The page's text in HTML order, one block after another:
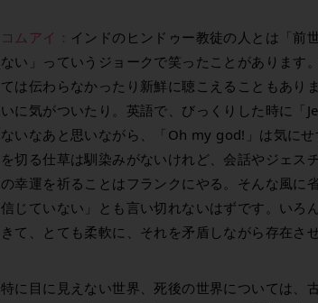
コムアイ： インドのヒンドゥー教徒の人とは「前
ない」っていうジョークで笑ったことがあります
ては伝わらなかったり新鮮に聴こえることもあり
いに気がついたり。英語で、びっくりした時に「
ないなあと思いながら、「Oh my god!」は気に
を切る仕草は馴染みがないけれど、会話やジェス
の幸運を祈ることはフランクにやる。そんな風に
信じていない」とも言い切れないはずです。いろ
きて、とても柔軟に、それを矛盾しながら存在さ
特に目に見えない世界、死後の世界については、